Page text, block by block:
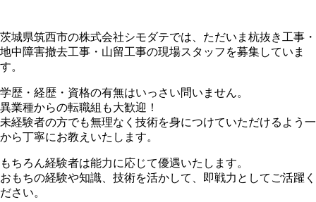
茨城県筑西市の株式会社シモダテでは、ただいま杭抜き工事・
地中障害撤去工事・山留工事の現場スタッフを募集していま
す。
学歴・経歴・資格の有無はいっさい問いません。
異業種からの転職組も大歓迎！
未経験者の方でも無理なく技術を身につけていただけるよう一
から丁寧にお教えいたします。
もちろん経験者は能力に応じて優遇いたします。
おもちの経験や知識、技術を活かして、即戦力としてご活躍く
ださい。